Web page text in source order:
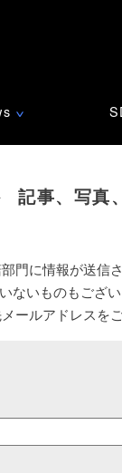
∨
記事、写真
門に情報が送信
ないものもござ
ールアドレスを